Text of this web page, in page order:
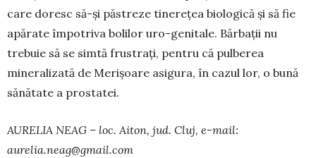
care doresc să-și păstreze tinerețea biologică și să fie
apărate împotriva bo­lilor uro-genitale. Bărbații nu
trebuie să se simtă frus­trați, pentru că pulberea
mineralizată de Meri­șoa­re asigura, în cazul lor, o bună
sănătate a prostatei.
AURELIA NEAG – loc. Aiton, jud. Cluj, e-mail:
aurelia.neag@gmail.com